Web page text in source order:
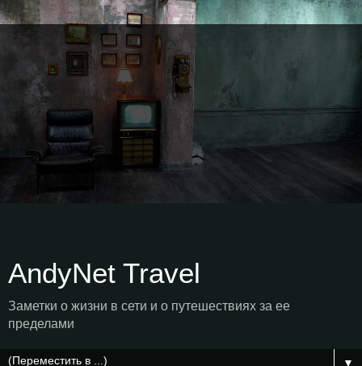
AndyNet Travel
Заметки о жизни в сети и о путешествиях за ее
пределами
▼